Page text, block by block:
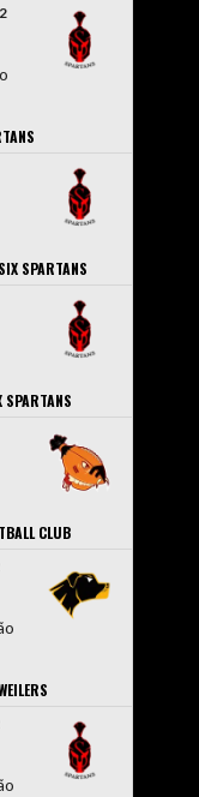
SPARTANS
SPARTANS
CLUB